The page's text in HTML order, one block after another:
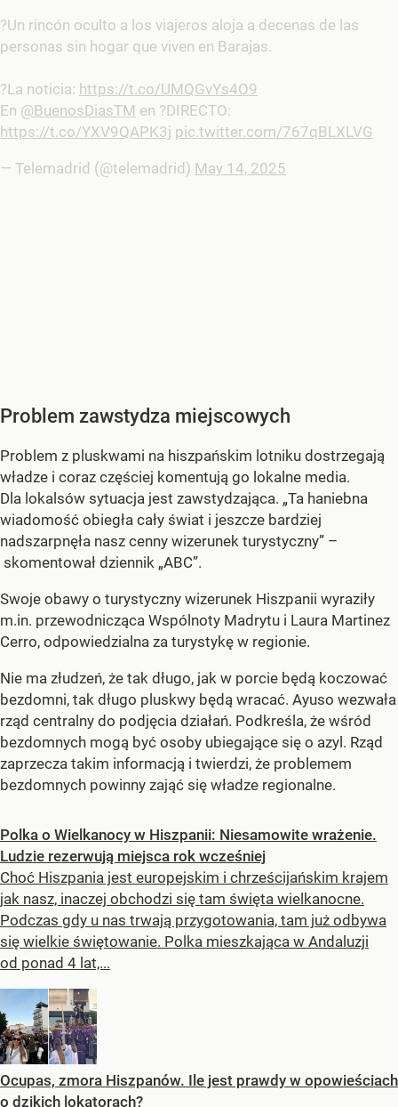
?Un rincón oculto a los viajeros aloja a decenas de las
personas sin hogar que viven en Barajas.
?La noticia: https://t.co/UMQGvYs4O9
En @BuenosDiasTM en ?DIRECTO:
https://t.co/YXV9QAPK3j pic.twitter.com/767qBLXLVG
— Telemadrid (@telemadrid) May 14, 2025
Problem zawstydza miejscowych
Problem z pluskwami na hiszpańskim lotniku dostrzegają
władze i coraz częściej komentują go lokalne media.
Dla lokalsów sytuacja jest zawstydzająca. „Ta haniebna
wiadomość obiegła cały świat i jeszcze bardziej
nadszarpnęła nasz cenny wizerunek turystyczny” –
skomentował dziennik „ABC”.
Swoje obawy o turystyczny wizerunek Hiszpanii wyraziły
m.in. przewodnicząca Wspólnoty Madrytu i Laura Martinez
Cerro, odpowiedzialna za turystykę w regionie.
Nie ma złudzeń, że tak długo, jak w porcie będą koczować
bezdomni, tak długo pluskwy będą wracać. Ayuso wezwała
rząd centralny do podjęcia działań. Podkreśla, że wśród
bezdomnych mogą być osoby ubiegające się o azyl. Rząd
zaprzecza takim informacją i twierdzi, że problemem
bezdomnych powinny zająć się władze regionalne.
Polka o Wielkanocy w Hiszpanii: Niesamowite wrażenie.
Ludzie rezerwują miejsca rok wcześniej
Choć Hiszpania jest europejskim i chrześcijańskim krajem
jak nasz, inaczej obchodzi się tam święta wielkanocne.
Podczas gdy u nas trwają przygotowania, tam już odbywa
się wielkie świętowanie. Polka mieszkająca w Andaluzji
od ponad 4 lat,...
Ocupas, zmora Hiszpanów. Ile jest prawdy w opowieściach
o dzikich lokatorach?